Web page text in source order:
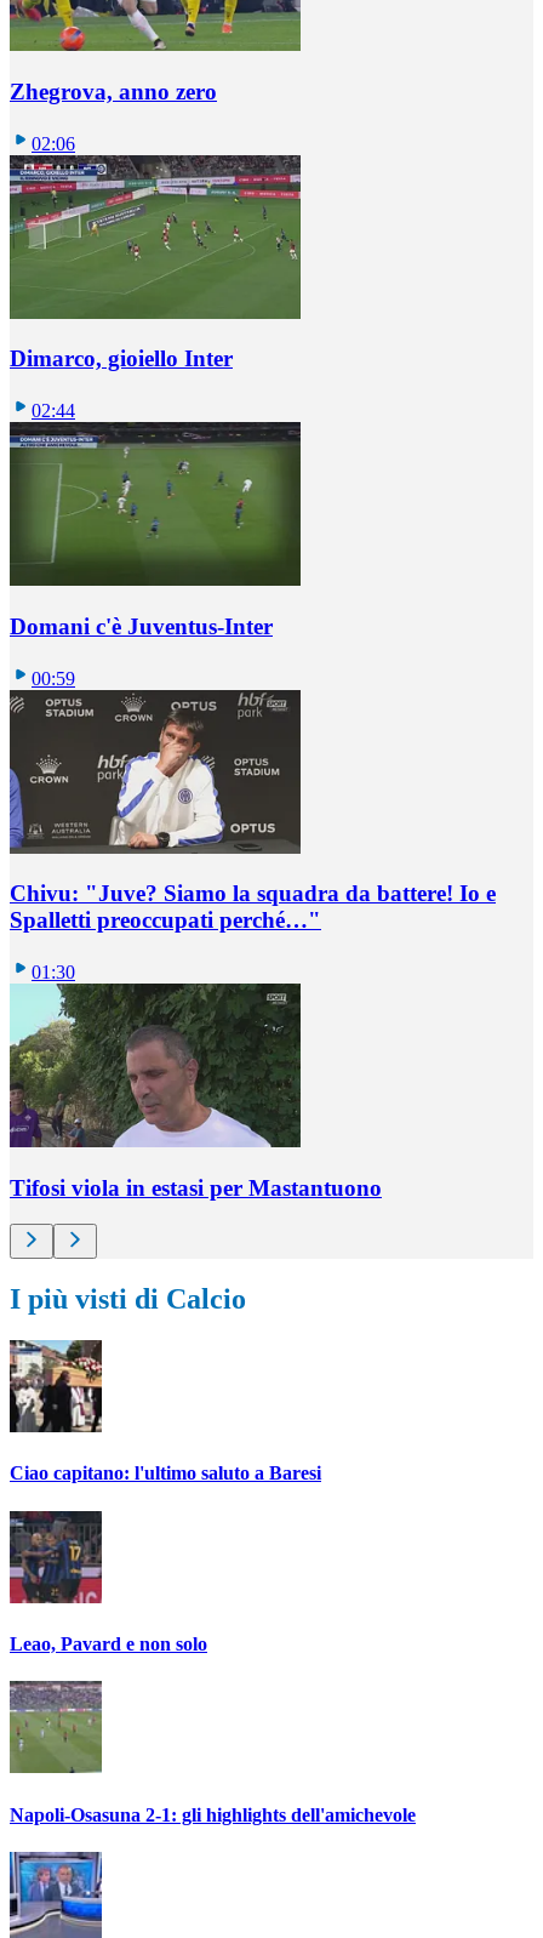
Zhegrova, anno zero
02:06
Dimarco, gioiello Inter
02:44
Domani c'è Juventus-Inter
00:59
Chivu: "Juve? Siamo la squadra da battere! Io e
Spalletti preoccupati perché…"
01:30
Tifosi viola in estasi per Mastantuono
I più visti di Calcio
Ciao capitano: l'ultimo saluto a Baresi
Leao, Pavard e non solo
Napoli-Osasuna 2-1: gli highlights dell'amichevole